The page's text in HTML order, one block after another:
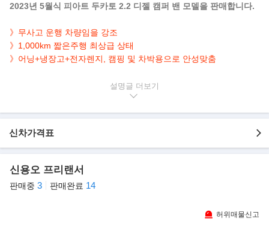
2023년 5월식 피아트 두카토 2.2 디젤 캠퍼 밴 모델을 판매합니다.
》무사고 운행 차량임을 강조
》1,000km 짧은주행 최상급 상태
》어닝+냉장고+전자렌지, 캠핑 및 차박용으로 안성맞춤
- 1,000km 실주행
- 순백의 매력 화이트 바디
- 알찬 편의사양, 차박용으로 제격
▶강조내역
설명글
신차가격표
신용오 프리랜서
판매중 3 판매완료 14
허위매물신고